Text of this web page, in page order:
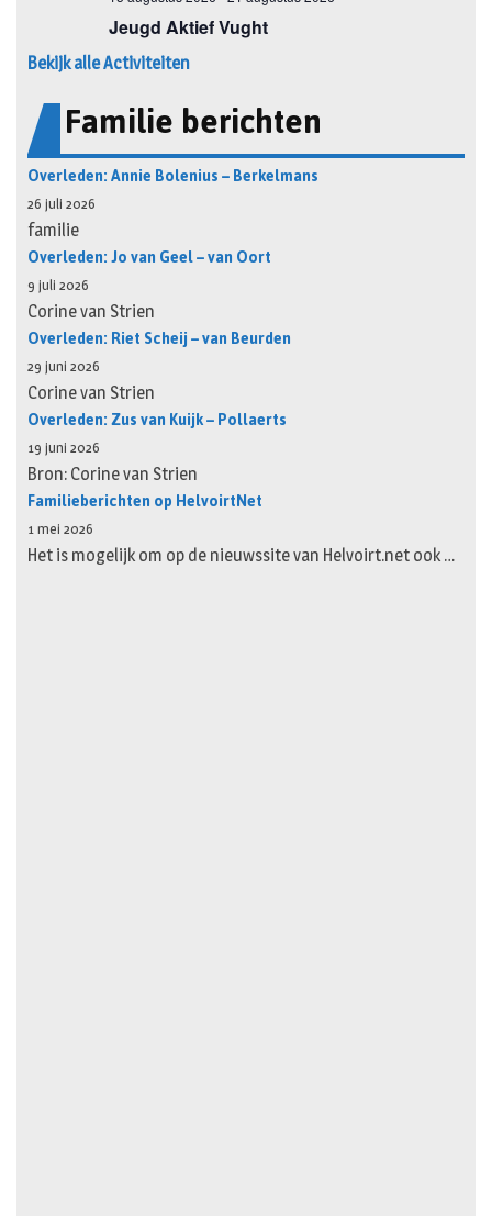
Bekijk alle Activiteiten
Familie berichten
Overleden: Annie Bolenius – Berkelmans
26 juli 2026
familie
Overleden: Jo van Geel – van Oort
9 juli 2026
Corine van Strien
Overleden: Riet Scheij – van Beurden
29 juni 2026
Corine van Strien
Overleden: Zus van Kuijk – Pollaerts
19 juni 2026
Bron: Corine van Strien
Familieberichten op HelvoirtNet
1 mei 2026
Het is mogelijk om op de nieuwssite van Helvoirt.net ook …